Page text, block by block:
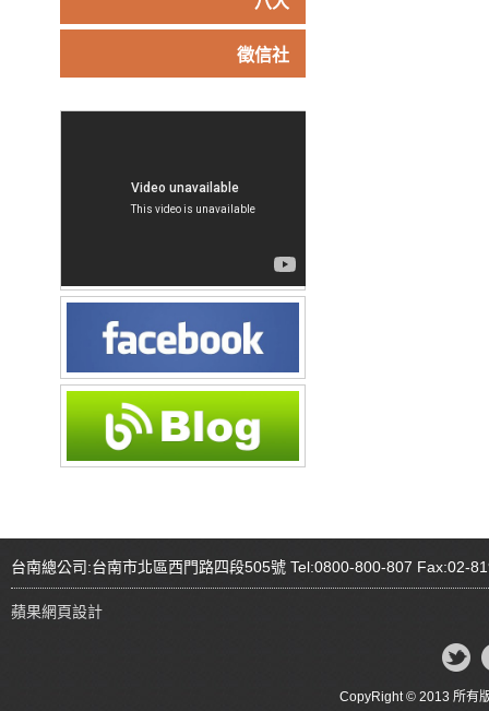
徵信社
台南總公司:台南市北區西門路四段505號 Tel:0800-800-807 Fax:02-
蘋果網頁設計
CopyRight © 2013 所有